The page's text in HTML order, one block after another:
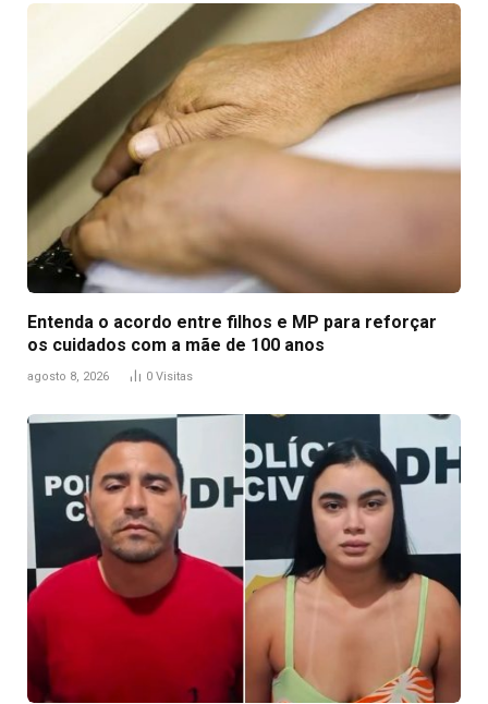
Entenda o acordo entre filhos e MP para reforçar
os cuidados com a mãe de 100 anos
agosto 8, 2026 0 Visitas